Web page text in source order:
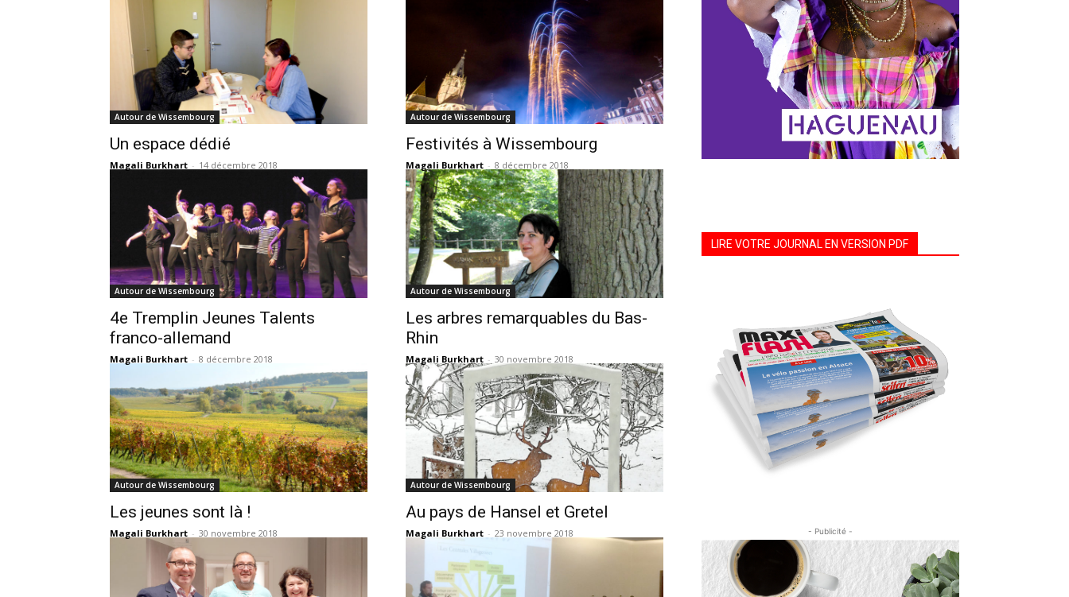
Autour de Wissembourg
Un espace dédié
Magali Burkhart - 14 décembre 2018
Autour de Wissembourg
Festivités à Wissembourg
Magali Burkhart - 8 décembre 2018
Autour de Wissembourg
4e Tremplin Jeunes Talents
franco-allemand
Magali Burkhart - 8 décembre 2018
Autour de Wissembourg
Les arbres remarquables du Bas-
Rhin
Magali Burkhart - 30 novembre 2018
Autour de Wissembourg
Les jeunes sont là !
Magali Burkhart - 30 novembre 2018
Autour de Wissembourg
Au pays de Hansel et Gretel
Magali Burkhart - 23 novembre 2018
LIRE VOTRE JOURNAL EN VERSION PDF
- Publicité -